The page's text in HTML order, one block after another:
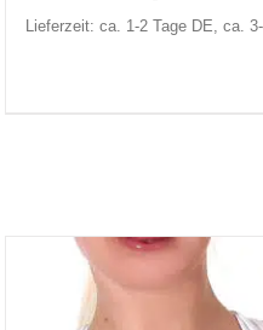
Lieferzeit: ca. 1-2 Tage DE, ca.